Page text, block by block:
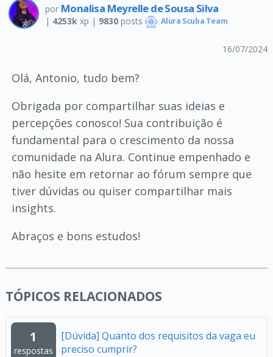
por Monalisa Meyrelle de Sousa Silva
| 4253k xp | 9830posts Alura Scuba Team
16/07/2024
Olá, Antonio, tudo bem?
Obrigada por compartilhar suas ideias e
percepções conosco! Sua contribuição é
fundamental para o crescimento da nossa
comunidade na Alura. Continue empenhado e
não hesite em retornar ao fórum sempre que
tiver dúvidas ou quiser compartilhar mais
insights.
Abraços e bons estudos!
TÓPICOS RELACIONADOS
1
respostas
[Dúvida] Quanto dos requisitos da vaga eu
preciso cumprir?